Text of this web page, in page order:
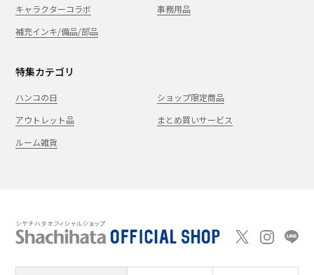
キャラクターコラボ
事務用品
補充インキ/備品/部品
特集カテゴリ
ハンコの日
ショップ限定商品
アウトレット品
まとめ買いサービス
ルーム雑貨